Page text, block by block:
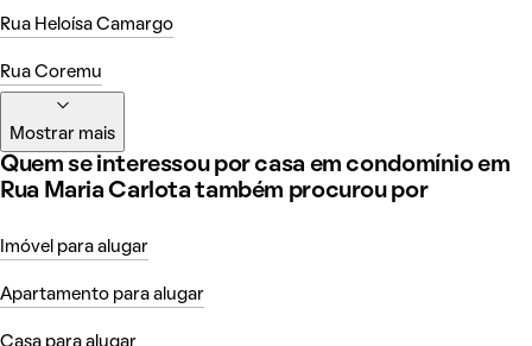
Rua Heloísa Camargo
Rua Coremu
Mostrar mais
Quem se interessou por casa em condomínio em
Rua Maria Carlota também procurou por
Imóvel para alugar
Apartamento para alugar
Casa para alugar